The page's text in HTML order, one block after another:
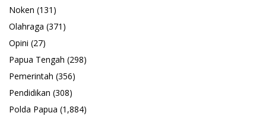
Noken (131)
Olahraga (371)
Opini (27)
Papua Tengah (298)
Pemerintah (356)
Pendidikan (308)
Polda Papua (1,884)